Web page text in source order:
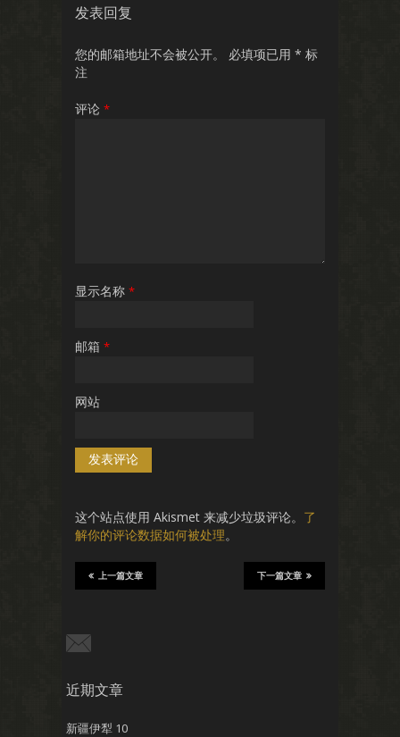
发表回复
您的邮箱地址不会被公开。 必填项已用 * 标
注
评论 *
显示名称 *
邮箱 *
网站
这个站点使用 Akismet 来减少垃圾评论。 了
解你的评论数据如何被处理。
下一篇文章
上一篇文章
近期文章
新疆伊犁 10